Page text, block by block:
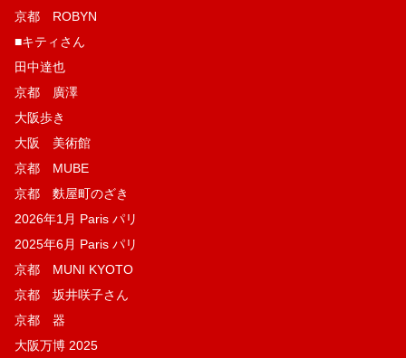
京都 ROBYN
■キティさん
田中達也
京都 廣澤
大阪歩き
大阪 美術館
京都 MUBE
京都 麩屋町のざき
2026年1月 Paris パリ
2025年6月 Paris パリ
京都 MUNI KYOTO
京都 坂井咲子さん
京都 器
大阪万博 2025